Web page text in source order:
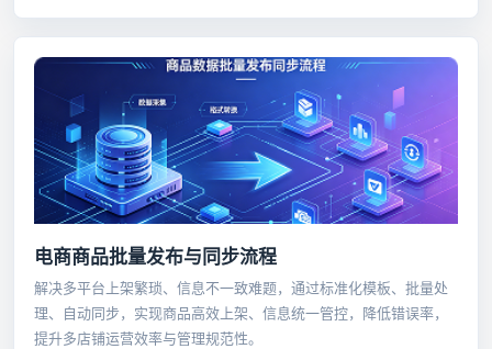
电商商品批量发布与同步流程
解决多平台上架繁琐、信息不一致难题，通过标准化模板、批量处
理、自动同步，实现商品高效上架、信息统一管控，降低错误率，
提升多店铺运营效率与管理规范性。